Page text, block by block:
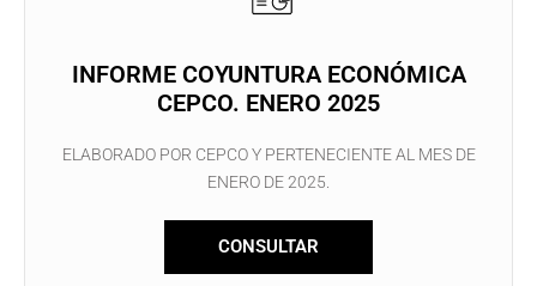
INFORME COYUNTURA ECONÓMICA
CEPCO. ENERO 2025
ELABORADO POR CEPCO Y PERTENECIENTE AL MES DE
ENERO DE 2025.
CONSULTAR